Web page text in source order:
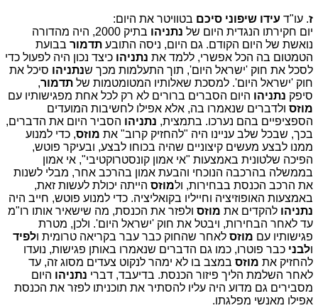
ז. עו"ד עידו שיפוני סיכם בטוויטר את היום:
יום חקירתו הנגדית היום של נתניהו
בתיק 2000, היה מהדורה
נואשת של היום הקודם. גם היום, ניסה התובע תדמור בבועת
הטמטום בה הכל אפשרי, ללמד את נתניהו כיצד נכון היה לפעול כדי
לסכל את חוק 'ישראל היום', תוך התעלמות מכך שנתניהו סיכל את
חוק 'ישראל היום'. למסכת שאלותיו המטומטמות של תדמור,
סיפק נתניהו היום הסברים ברורים לא רק לכל אחת מפגישותיו עם
מוזס ולדברים שנאמרו בה, אלא אפילו לחשיבות המועדים
הספציפיים בהם נערכו. בתמצית, נתניהו הסביר היום את הדברים,
בכך, שבכל שלב עניינו היה "להחזיק קרוב" את מוזס, כדי למנוע
ממנו לבצע מעשים קיצוניים שהיה בכוחו לבצע, ובעיקר פוטש,
הפיכה שלטונית באמצעות "אי אמון קונסטרוקטיבי", אי אמון
בממשלה בהרכבה הנוכחי והבעת אמון בהרכב אחר, מבלי לשנות
את הרכב הכנסת בבחירות, ולמוזס הייתה יכולת לעשות זאת,
באמצעות האופוזיציה וחייליו בקואליציה. כדי למנוע פוטש, חייב היה
נתניהו להקדים את מוזס ולפזר את הכנסת, מה שישאיר אותו רו"מ
עד לאחר הבחירות, ויבטל את חוק 'ישראל היום'. ולכן, מטרת
פגישותיו עם מוזס לאחר שהחוק כבר עבר בקריאה טרומית ולפיד
ולבני כבר פוטרו, כמו גם הדברים שנאמרו באותן פגישות, נועדו
להחזיק את מוזס במצב בו לא ימהר לנקוט צעדים מסוג זה, עד
לאחר השלמת הליך פיזור הכנסת. בדיעבד, דברי נתניהו היום
מסבירים גם מדוע היה עליו להסתיר את תוכניתו לפזר את הכנסת
אפילו מאנשי מפלגתו.